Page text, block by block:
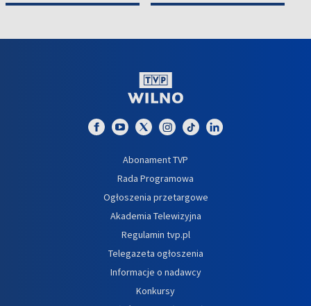
Abonament TVP
Rada Programowa
Ogłoszenia przetargowe
Akademia Telewizyjna
Regulamin tvp.pl
Telegazeta ogłoszenia
Informacje o nadawcy
Konkursy